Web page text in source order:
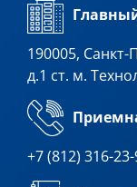
190005, Санкт-
д.1 ст. м.
+7 (812) 316-